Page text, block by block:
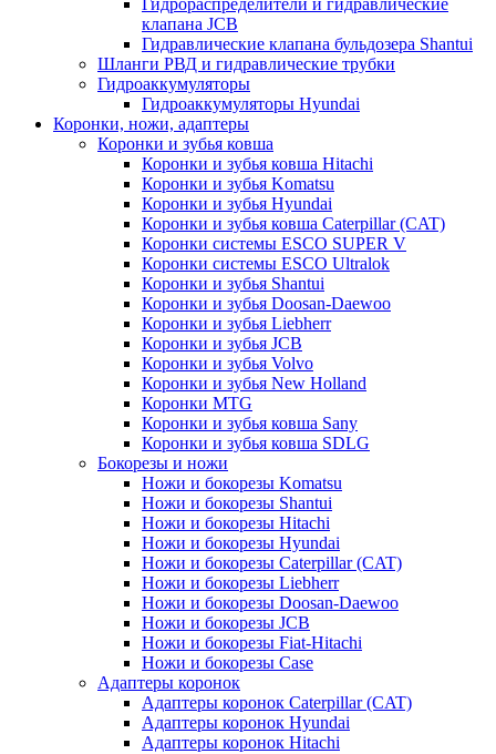
клапана JCB
Гидравлические клапана бульдозера Shantui
Шланги РВД и гидравлические трубки
Гидроаккумуляторы
Гидроаккумуляторы Hyundai
Коронки, ножи, адаптеры
Коронки и зубья ковша
Коронки и зубья ковша Hitachi
Коронки и зубья Komatsu
Коронки и зубья Hyundai
Коронки и зубья ковша Caterpillar (CAT)
Коронки системы ESCO SUPER V
Коронки системы ESCO Ultralok
Коронки и зубья Shantui
Коронки и зубья Doosan-Daewoo
Коронки и зубья Liebherr
Коронки и зубья JCB
Коронки и зубья Volvo
Коронки и зубья New Holland
Коронки MTG
Коронки и зубья ковша Sany
Коронки и зубья ковша SDLG
Бокорезы и ножи
Ножи и бокорезы Komatsu
Ножи и бокорезы Shantui
Ножи и бокорезы Hitachi
Ножи и бокорезы Hyundai
Ножи и бокорезы Caterpillar (CAT)
Ножи и бокорезы Liebherr
Ножи и бокорезы Doosan-Daewoo
Ножи и бокорезы JCB
Ножи и бокорезы Fiat-Hitachi
Ножи и бокорезы Case
Адаптеры коронок
Адаптеры коронок Caterpillar (CAT)
Адаптеры коронок Hyundai
Адаптеры коронок Hitachi